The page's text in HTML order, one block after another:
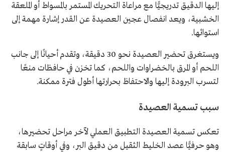
إليها الدقيق تدريجيًّا مع مراعاة التحريك المستمر بالمسواط أو الملعقة
الخشبية، ويعد انفصال عجين العصيدة عن القدر إشارة مهمة إلى
استوائها.
ويستغرق تحضير العصيدة نحو 30 دقيقة، وتقدم أحيانًا إلى جانب
اللحم أو المرق بالخضراوات واللحم، كما تخزن في حافظات منعًا
لتسرب البرودة إليها والاحتفاظ بحرارتها أطول فترة ممكنة.
سبب تسمية العصيدة
تعكس تسمية العصيدة التطبيق العملي لآخر مراحل تحضيرها،
وهو حرفيًّا عصد الخليط الثقيل من دقيق البر، وفي أوقاتٍ سابقة